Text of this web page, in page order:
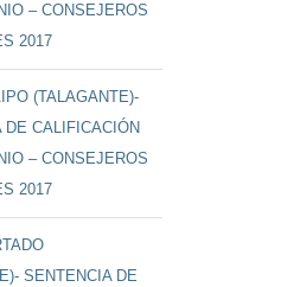
– CONSEJEROS
2017
(TALAGANTE)-
DE CALIFICACIÓN
– CONSEJEROS
2017
SENTENCIA DE